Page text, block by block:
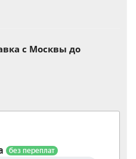
c Москвы до